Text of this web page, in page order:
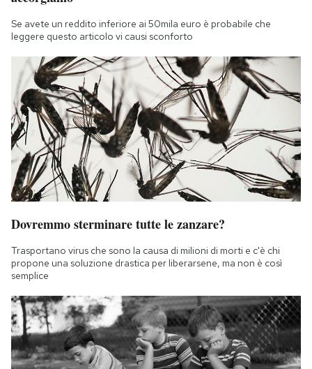
Se avete un reddito inferiore ai 50mila euro è probabile che
leggere questo articolo vi causi sconforto
Dovremmo sterminare tutte le zanzare?
Trasportano virus che sono la causa di milioni di morti e c'è chi
propone una soluzione drastica per liberarsene, ma non è così
semplice